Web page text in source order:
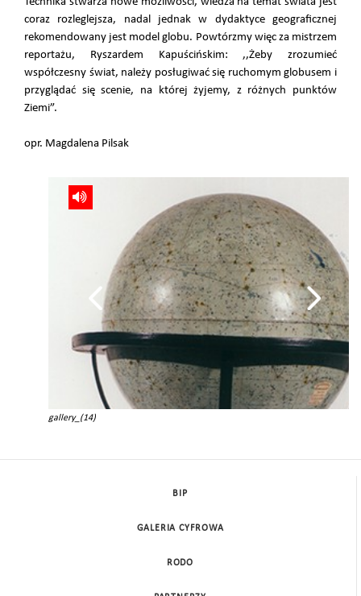
coraz rozleglejsza, nadal jednak w dydaktyce geograficznej
rekomendowany jest model globu. Powtórzmy więc za mistrzem
reportażu, Ryszardem Kapuścińskim: ,,Żeby zrozumieć
współczesny świat, należy posługiwać się ruchomym globusem i
przyglądać się scenie, na której żyjemy, z różnych punktów
Ziemi”.
opr. Magdalena Pilsak
gallery_(14)
BIP
GALERIA CYFROWA
RODO